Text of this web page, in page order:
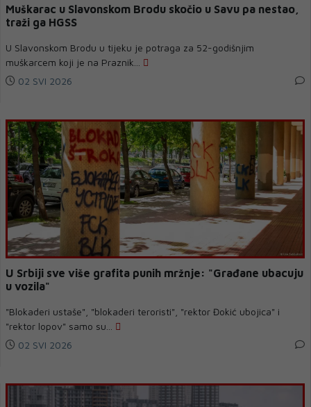
Muškarac u Slavonskom Brodu skočio u Savu pa nestao,
traži ga HGSS
U Slavonskom Brodu u tijeku je potraga za 52-godišnjim
muškarcem koji je na Praznik...
02 SVI 2026
U Srbiji sve više grafita punih mržnje: "Građane ubacuju
u vozila"
"Blokaderi ustaše", "blokaderi teroristi", "rektor Đokić ubojica" i
"rektor lopov" samo su...
02 SVI 2026